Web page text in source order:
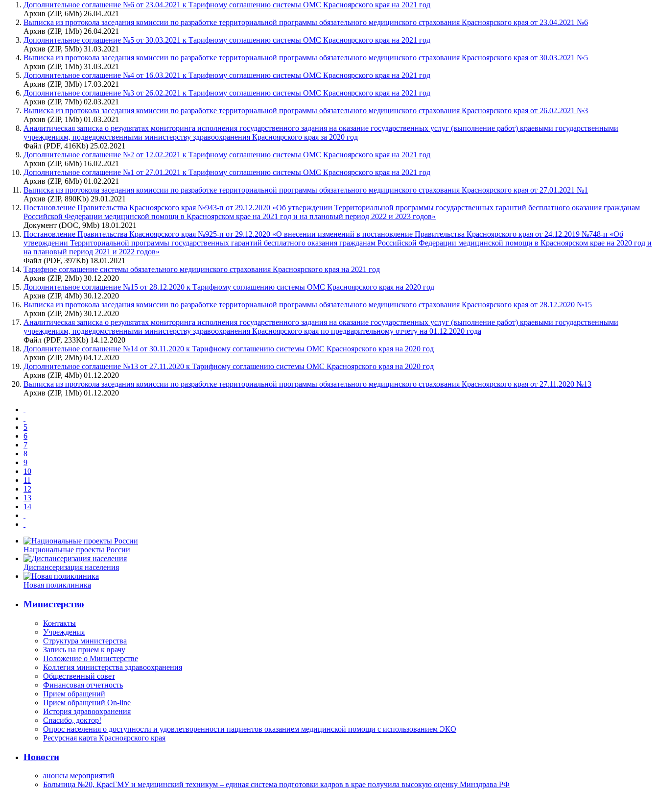
Дополнительное соглашение №6 от 23.04.2021 к Тарифному соглашению системы ОМС Красноярского края на 2021 год
Архив (ZIP, 6Mb) 26.04.2021
Выписка из протокола заседания комиссии по разработке территориальной программы обязательного медицинского страхования Красноярского края от 23.04.2021 №6
Архив (ZIP, 1Mb) 26.04.2021
Дополнительное соглашение №5 от 30.03.2021 к Тарифному соглашению системы ОМС Красноярского края на 2021 год
Архив (ZIP, 5Mb) 31.03.2021
Выписка из протокола заседания комиссии по разработке территориальной программы обязательного медицинского страхования Красноярского края от 30.03.2021 №5
Архив (ZIP, 1Mb) 31.03.2021
Дополнительное соглашение №4 от 16.03.2021 к Тарифному соглашению системы ОМС Красноярского края на 2021 год
Архив (ZIP, 3Mb) 17.03.2021
Дополнительное соглашение №3 от 26.02.2021 к Тарифному соглашению системы ОМС Красноярского края на 2021 год
Архив (ZIP, 7Mb) 02.03.2021
Выписка из протокола заседания комиссии по разработке территориальной программы обязательного медицинского страхования Красноярского края от 26.02.2021 №3
Архив (ZIP, 1Mb) 01.03.2021
Аналитическая записка о результатах мониторинга исполнения государственного задания на оказание государственных услуг (выполнение работ) краевыми государственными
учреждениям, подведомственными министерству здравоохранения Красноярского края за 2020 год
Файл (PDF, 416Kb) 25.02.2021
Дополнительное соглашение №2 от 12.02.2021 к Тарифному соглашению системы ОМС Красноярского края на 2021 год
Архив (ZIP, 6Mb) 16.02.2021
Дополнительное соглашение №1 от 27.01.2021 к Тарифному соглашению системы ОМС Красноярского края на 2021 год
Архив (ZIP, 6Mb) 01.02.2021
Выписка из протокола заседания комиссии по разработке территориальной программы обязательного медицинского страхования Красноярского края от 27.01.2021 №1
Архив (ZIP, 890Kb) 29.01.2021
Постановление Правительства Красноярского края №943-п от 29.12.2020 «Об утверждении Территориальной программы государственных гарантий бесплатного оказания гражданам
Российской Федерации медицинской помощи в Красноярском крае на 2021 год и на плановый период 2022 и 2023 годов»
Документ (DOC, 9Mb) 18.01.2021
Постановление Правительства Красноярского края №925-п от 29.12.2020 «О внесении изменений в постановление Правительства Красноярского края от 24.12.2019 №748-п «Об
утверждении Территориальной программы государственных гарантий бесплатного оказания гражданам Российской Федерации медицинской помощи в Красноярском крае на 2020 год и
на плановый период 2021 и 2022 годов»
Файл (PDF, 397Kb) 18.01.2021
Тарифное соглашение системы обязательного медицинского страхования Красноярского края на 2021 год
Архив (ZIP, 2Mb) 30.12.2020
Дополнительное соглашение №15 от 28.12.2020 к Тарифному соглашению системы ОМС Красноярского края на 2020 год
Архив (ZIP, 4Mb) 30.12.2020
Выписка из протокола заседания комиссии по разработке территориальной программы обязательного медицинского страхования Красноярского края от 28.12.2020 №15
Архив (ZIP, 2Mb) 30.12.2020
Аналитическая записка о результатах мониторинга исполнения государственного задания на оказание государственных услуг (выполнение работ) краевыми государственными
учреждениям, подведомственными министерству здравоохранения Красноярского края по предварительному отчету на 01.12.2020 года
Файл (PDF, 233Kb) 14.12.2020
Дополнительное соглашение №14 от 30.11.2020 к Тарифному соглашению системы ОМС Красноярского края на 2020 год
Архив (ZIP, 2Mb) 04.12.2020
Дополнительное соглашение №13 от 27.11.2020 к Тарифному соглашению системы ОМС Красноярского края на 2020 год
Архив (ZIP, 4Mb) 01.12.2020
Выписка из протокола заседания комиссии по разработке территориальной программы обязательного медицинского страхования Красноярского края от 27.11.2020 №13
Архив (ZIP, 1Mb) 01.12.2020
5
6
7
8
9
10
11
12
13
14
Национальные проекты России
Диспансеризация населения
Новая поликлиника
Министерство
Контакты
Учреждения
Структура министерства
Запись на прием к врачу
Положение о Министерстве
Коллегия министерства здравоохранения
Общественный совет
Финансовая отчетность
Прием обращений
Прием обращений On-line
История здравоохранения
Спасибо, доктор!
Опрос населения о доступности и удовлетворенности пациентов оказанием медицинской помощи с использованием ЭКО
Ресурсная карта Красноярского края
Новости
анонсы мероприятий
Больница №20, КрасГМУ и медицинский техникум – единая система подготовки кадров в крае получила высокую оценку Минздрава РФ